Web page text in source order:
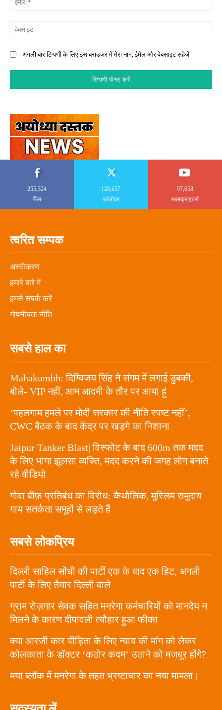
अगली बार टिप्पणी के लिए इस ब्राउज़र में मेरा नाम, ईमेल और वेबसाइट सहेजें
255,324
फैंस
128,657
फॉलोवर
97,058
सब्सक्राइबर्स
त्वरित सम्पक
अस्वीकरण
हमारे बारे में
हमसे संपर्क करें
गोपनीयता नीति
सबसे हाल का
Mahakumbh: दिग्विजय सिंह ने संगम में लगाई डुबकी,
बोले- VIP नहीं, आम आदमी के तौर पर आया हूं
‘पहलगाम हमले पर मोदी सरकार की नीति स्पष्ट नहीं’,
CWC बैठक के बाद केंद्र पर खड़गे का निशाना
Jaipur Tanker Blast| विस्फोट के बाद 600m तक मदद
के लिए भागा झुलसा व्यक्ति, मदद करने की जगह लोग बनाते
रहे वीडियो
गोवा बीफ़ प्रतिबंध का विरोध: कैथोलिक, मुस्लिम समुदाय
गाय सतर्कता समूहों से लड़ते हैं
सबसे लोकप्रिय
दिल्ली साहिल सोंधी की पार्टी एक के बाद एक हिट, अगली
पार्टी के लिए तैयार दिल्ली वाले
ग्राम रोज़गार सेवक सहित मनरेगा कर्मचारियों को मानदेय न
मिलने के कारण दीपावली त्यौहार हुआ फीका
क्या आरजी कार पीड़िता के लिए न्याय की मांग को लेकर
कोलकाता के डॉक्टर ‘कठोर कदम’ उठाने को मजबूर होंगे?
मया ब्लॉक में मनरेगा के तहत भ्रष्टाचार का नया मामला।